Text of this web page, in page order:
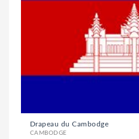
Drapeau du Cambodge
CAMBODGE